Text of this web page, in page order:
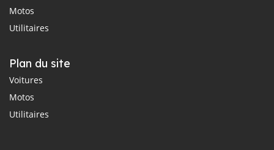
Motos
Utilitaires
Plan du site
Voitures
Motos
Utilitaires